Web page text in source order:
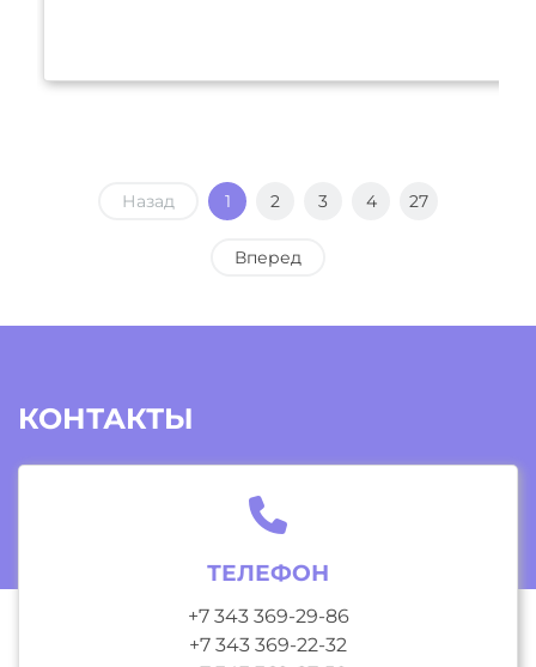
Назад 1 2 3 4 27
Вперед
КОНТАКТЫ
ТЕЛЕФОН
+7 343 369-29-86
+7 343 369-22-32